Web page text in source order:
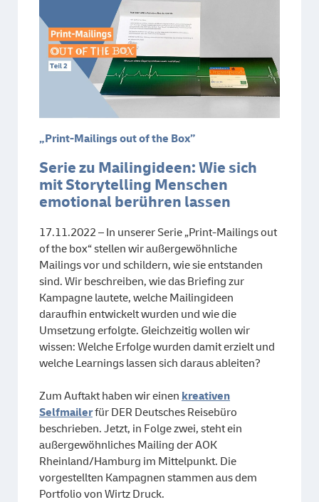
„Print-Mailings out of the Box”
Serie zu Mailingideen: Wie sich
mit Storytelling Menschen
emotional berühren lassen
17.11.2022 – In unserer Serie „Print-Mailings out
of the box“ stellen wir außergewöhnliche
Mailings vor und schildern, wie sie entstanden
sind. Wir beschreiben, wie das Briefing zur
Kampagne lautete, welche Mailingideen
daraufhin entwickelt wurden und wie die
Umsetzung erfolgte. Gleichzeitig wollen wir
wissen: Welche Erfolge wurden damit erzielt und
welche Learnings lassen sich daraus ableiten?
Zum Auftakt haben wir einen kreativen
Selfmailerfür DER Deutsches Reisebüro
beschrieben. Jetzt, in Folge zwei, steht ein
außergewöhnliches Mailing der AOK
Rheinland/Hamburg im Mittelpunkt. Die
vorgestellten Kampagnen stammen aus dem
Portfolio von Wirtz Druck.